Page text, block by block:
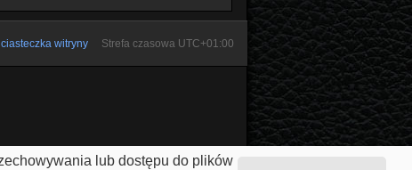
lub dostępu do plików
Strefa czasowa UTC+01:00
witryny